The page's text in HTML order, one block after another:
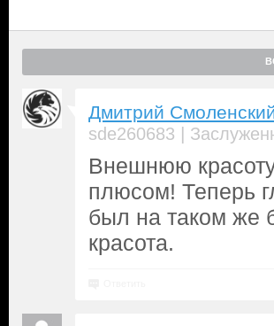
Дмитрий
sde260683 |
Внешнюю
плюсом! Теперь
был на таком же
красота.